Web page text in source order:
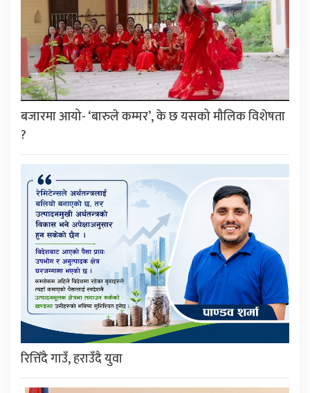
बजारमा आयो- ‘बारुले कम्मर’, के छ यसको मौलिक विशेषता
?
रित्तिँदै गाउँ, हराउँदै युवा